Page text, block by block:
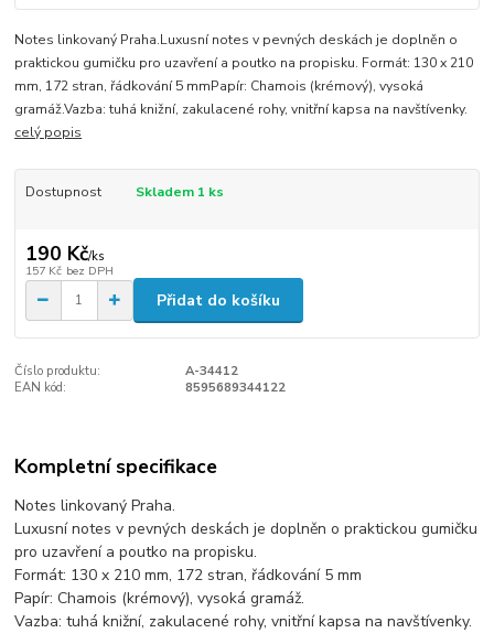
Notes linkovaný Praha.Luxusní notes v pevných deskách je doplněn o
praktickou gumičku pro uzavření a poutko na propisku. Formát: 130 x 210
mm, 172 stran, řádkování 5 mmPapír: Chamois (krémový), vysoká
gramáž.Vazba: tuhá knižní, zakulacené rohy, vnitřní kapsa na navštívenky.
celý popis
Dostupnost Skladem 1 ks
190 Kč/ks
157 Kč bez DPH
Přidat do košíku
Číslo produktu:
A-34412
EAN kód:
8595689344122
Kompletní specifikace
Notes linkovaný Praha.
Luxusní notes v pevných deskách je doplněn o praktickou gumičku
pro uzavření a poutko na propisku.
Formát: 130 x 210 mm, 172 stran, řádkování 5 mm
Papír: Chamois (krémový), vysoká gramáž.
Vazba: tuhá knižní, zakulacené rohy, vnitřní kapsa na navštívenky.